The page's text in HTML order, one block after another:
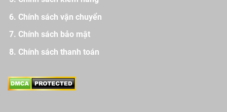
Chính sách vận chuyển
Chính sách bảo mật
Chính sách thanh toán